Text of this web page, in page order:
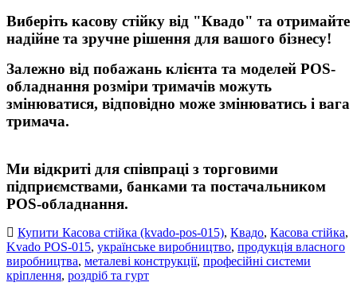
Виберіть касову стійку від "Квадо" та отримайте
надійне та зручне рішення для вашого бізнесу!
Залежно від побажань клієнта та моделей POS-
обладнання розміри тримачів можуть
змінюватися, відповідно може змінюватись і вага
тримача.
Ми відкриті для співпраці з торговими
підприємствами, банками та постачальником
POS-обладнання.
Купити Касова стійка (kvado-pos-015), Квадо, Касова стійка,
Kvado POS-015, українське виробництво, продукція власного
виробництва, металеві конструкції, професійні системи
кріплення, роздріб та гурт